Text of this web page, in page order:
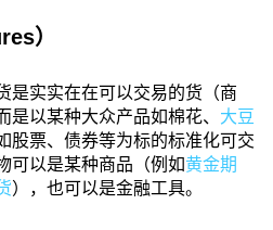
）
是实实在在可以交易的货（商
是以某种大众产品如棉花、 大豆
股票、债券等为标的标准化可交
可以是某种商品（例如黄金期
），也可以是金融工具。